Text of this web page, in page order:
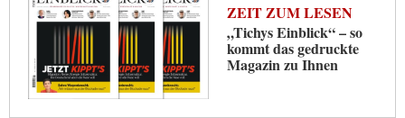
ZEIT ZUM LESEN
„Tichys Einblick“ – so
kommt das gedruckte
Magazin zu Ihnen